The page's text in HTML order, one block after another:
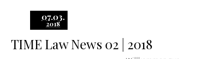
07.03.
2018
TIME Law News 02 | 2018